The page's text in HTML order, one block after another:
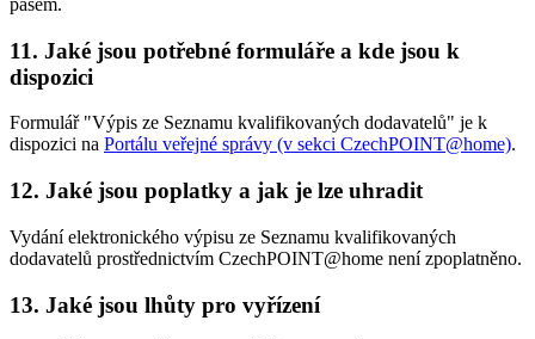
pasem.
11. Jaké jsou potřebné formuláře a kde jsou k
dispozici
Formulář "Výpis ze Seznamu kvalifikovaných dodavatelů" je k
dispozici na Portálu veřejné správy (v sekci CzechPOINT@home).
12. Jaké jsou poplatky a jak je lze uhradit
Vydání elektronického výpisu ze Seznamu kvalifikovaných
dodavatelů prostřednictvím CzechPOINT@home není zpoplatněno.
13. Jaké jsou lhůty pro vyřízení